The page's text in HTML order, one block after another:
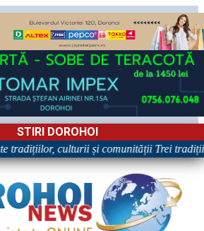
STIRI DOROHOI
culturii și comunității Trei tradiții.